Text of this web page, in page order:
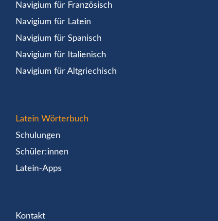
Navigium für Französisch
Navigium für Latein
Navigium für Spanisch
Navigium für Italienisch
Navigium für Altgriechisch
Latein Wörterbuch
Schulungen
Schüler:innen
Latein-Apps
Kontakt